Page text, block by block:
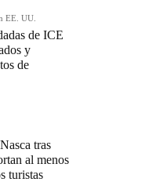
EE. UU.
de ICE
y
de
tras
al menos
turistas